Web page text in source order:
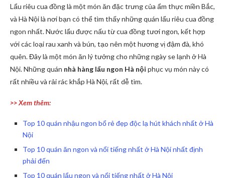
Lẩu riêu cua đồng là một món ăn đặc trưng của ẩm thực miền Bắc,
và Hà Nội là nơi bạn có thể tìm thấy những quán lẩu riêu cua đồng
ngon nhất. Nước lẩu được nấu từ cua đồng tươi ngon, kết hợp
với các loại rau xanh và bún, tạo nên một hương vị đậm đà, khó
quên. Đây là một món ăn lý tưởng cho những ngày se lạnh ở Hà
Nội. Những quán nhà hàng lẩu ngon Hà nội phục vụ món này có
rất nhiều và rải rác khắp Hà Nội, rất dễ tìm.
>> Xem thêm:
Top 10 quán nhậu ngon bổ rẻ đẹp độc lạ hút khách nhất ở Hà
Nội
Top 10 quán ăn ngon và nổi tiếng nhất ở Hà Nội nhất định
phải đến
Top 10 quán lẩu ngon và nổi tiếng nhất ở Hà Nội